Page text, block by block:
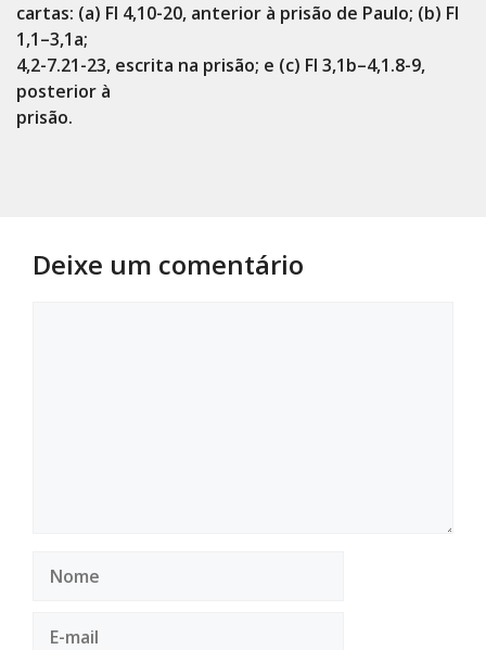
cartas: (a) Fl 4,10-20, anterior à prisão de Paulo; (b) Fl
1,1–3,1a;
4,2-7.21-23, escrita na prisão; e (c) Fl 3,1b–4,1.8-9,
posterior à
prisão.
Deixe um comentário